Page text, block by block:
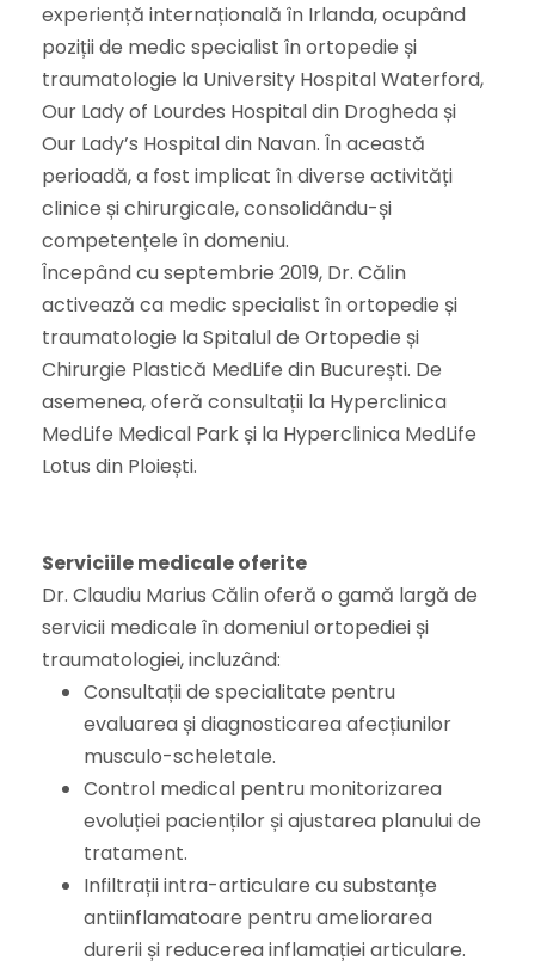
experiență internațională în Irlanda, ocupând
poziții de medic specialist în ortopedie și
traumatologie la University Hospital Waterford,
Our Lady of Lourdes Hospital din Drogheda și
Our Lady’s Hospital din Navan. În această
perioadă, a fost implicat în diverse activități
clinice și chirurgicale, consolidându-și
competențele în domeniu.
Începând cu septembrie 2019, Dr. Călin
activează ca medic specialist în ortopedie și
traumatologie la Spitalul de Ortopedie și
Chirurgie Plastică MedLife din București. De
asemenea, oferă consultații la Hyperclinica
MedLife Medical Park și la Hyperclinica MedLife
Lotus din Ploiești.
Serviciile medicale oferite
Dr. Claudiu Marius Călin oferă o gamă largă de
servicii medicale în domeniul ortopediei și
traumatologiei, incluzând:
Consultații de specialitate pentru
evaluarea și diagnosticarea afecțiunilor
musculo-scheletale.
Control medical pentru monitorizarea
evoluției pacienților și ajustarea planului de
tratament.
Infiltrații intra-articulare cu substanțe
antiinflamatoare pentru ameliorarea
durerii și reducerea inflamației articulare.